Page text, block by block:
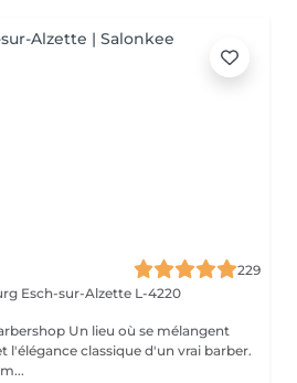
229
Esch-sur-Alzette L-4220
se mélangent
l'élégance classique d'un vrai barber.